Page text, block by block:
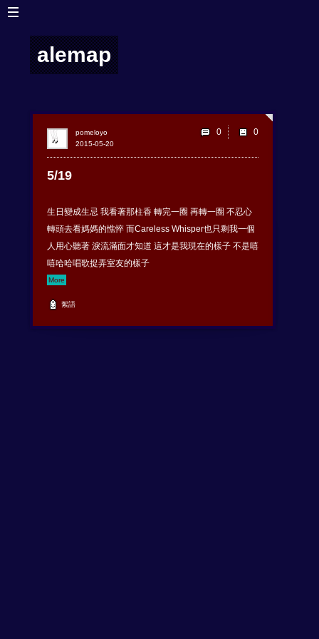
alemap
5/19
生日變成生忌 我看著那柱香 轉完一圈 再轉一圈 不忍心
轉頭去看媽媽的憔悴 而Careless Whisper也只剩我一個
人用心聽著 淚流滿面才知道 這才是我現在的樣子 不是嘻
嘻哈哈唱歌捉弄室友的樣子
More
絮語
2015-05-20
pomeloyo 0